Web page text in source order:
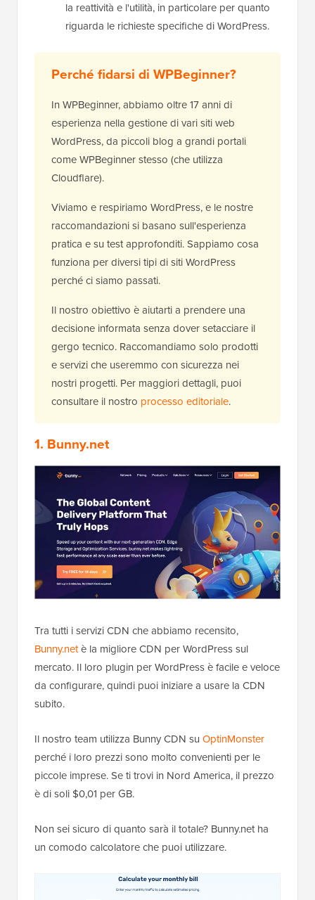
la reattività e l'utilità, in particolare per quanto
riguarda le richieste specifiche di WordPress.
Perché fidarsi di WPBeginner?
In WPBeginner, abbiamo oltre 17 anni di
esperienza nella gestione di vari siti web
WordPress, da piccoli blog a grandi portali
come WPBeginner stesso (che utilizza
Cloudflare).
Viviamo e respiriamo WordPress, e le nostre
raccomandazioni si basano sull'esperienza
pratica e su test approfonditi. Sappiamo cosa
funziona per diversi tipi di siti WordPress
perché ci siamo passati.
Il nostro obiettivo è aiutarti a prendere una
decisione informata senza dover setacciare il
gergo tecnico. Raccomandiamo solo prodotti
e servizi che useremmo con sicurezza nei
nostri progetti. Per maggiori dettagli, puoi
consultare il nostro processo editoriale.
1. Bunny.net
Tra tutti i servizi CDN che abbiamo recensito,
Bunny.netè la migliore CDN per WordPress sul
mercato. Il loro plugin per WordPress è facile e veloce
da configurare, quindi puoi iniziare a usare la CDN
subito.
Il nostro team utilizza Bunny CDN su OptinMonster
perché i loro prezzi sono molto convenienti per le
piccole imprese. Se ti trovi in Nord America, il prezzo
è di soli $0,01 per GB.
Non sei sicuro di quanto sarà il totale? Bunny.net ha
un comodo calcolatore che puoi utilizzare.